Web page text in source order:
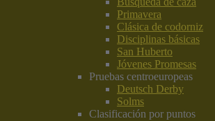
Primavera
Clásica de codorniz
Disciplinas básicas
San Huberto
Jóvenes Promesas
Pruebas centroeuropeas
Deutsch Derby
Solms
Clasificación por puntos